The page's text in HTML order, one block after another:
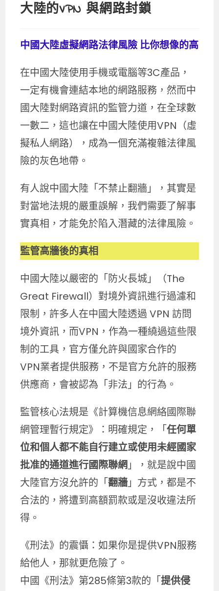
大陸的VPN 與網路封鎖
中國大陸虛擬網路法律風險 比你想像的高
在中國大陸使用手機或電腦等3C產品，
一定有機會連結本地的網路服務，然而中
國大陸對網路資訊的監管力道，在全球數
一數二，這也讓在中國大陸使用VPN（虛
擬私人網路），成為一個充滿複雜法律風
險的灰色地帶。
有人說中國大陸「不禁止翻牆」，其實是
對當地法規的嚴重誤解，我們需要了解事
實真相，才能免於陷入潛藏的法律風險。
監管高牆後的真相
中國大陸以嚴密的「防火長城」（The
Great Firewall）對境外資訊進行過濾和
限制，許多人在中國大陸透過 VPN 訪問
境外資訊，而VPN，作為一種繞過這些限
制的工具，官方僅允許與國家合作的
VPN業者提供服務，不是官方允許的服務
供應商，會被認為「非法」的行為。
監管核心法規是《計算機信息網絡國際聯
網管理暫行規定》：明確規定，「任何單
位和個人都不能自行建立或使用未經國家
批准的通道進行國際聯網」，就是說中國
大陸官方沒允許的「翻牆」方式，都是不
合法的，將遭到高額罰款或是沒收違法所
得。
《刑法》的震懾：如果你是提供VPN服務
給他人，那就更危險了。
中國《刑法》第285條第3款的「提供侵